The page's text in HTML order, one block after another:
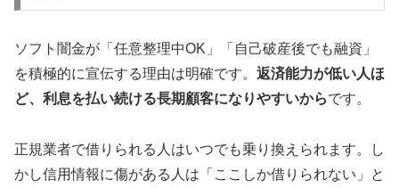
ソフト闇金が「任意整理中OK」「自己破産後でも融資」
を積極的に宣伝する理由は明確です。 返済能力が低い人ほ
ど、利息を払い続ける長期顧客になりやすいからです。
正規業者で借りられる人はいつでも乗り換えられます。し
かし信用情報に傷がある人は「ここしか借りられない」と